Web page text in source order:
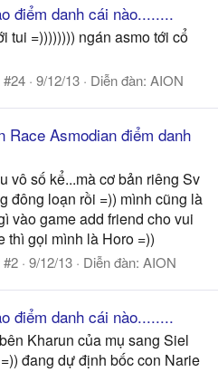
điểm danh cái nào........
tui =)))))))) ngán asmo tới cổ
#24 9/12/13 Diễn đàn: AION
Race Asmodian điểm danh
vô số kể...mà cơ bản riêng Sv
đông loạn rồi =)) mình cũng là
vào game add friend cho vui
thì gọi mình là Horo =))
#2 9/12/13 Diễn đàn: AION
điểm danh cái nào........
Kharun của mụ sang Siel
đang dự định bốc con Narie